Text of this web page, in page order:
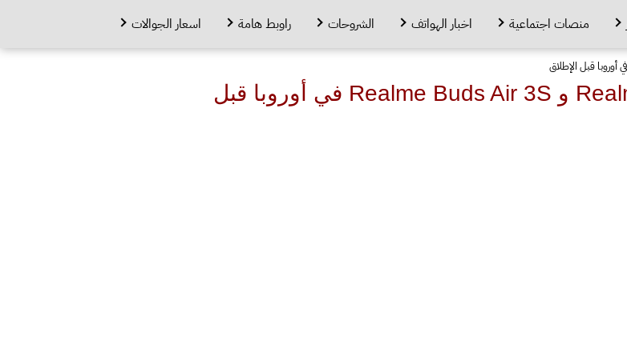
منصات اجتماعية اخبار الهواتف الشروحات راوبط هامة اسعار الجوالات
تسريب أسعار Realme Watch 3 Pro و Realme Buds Air 3S في أوروبا قبل